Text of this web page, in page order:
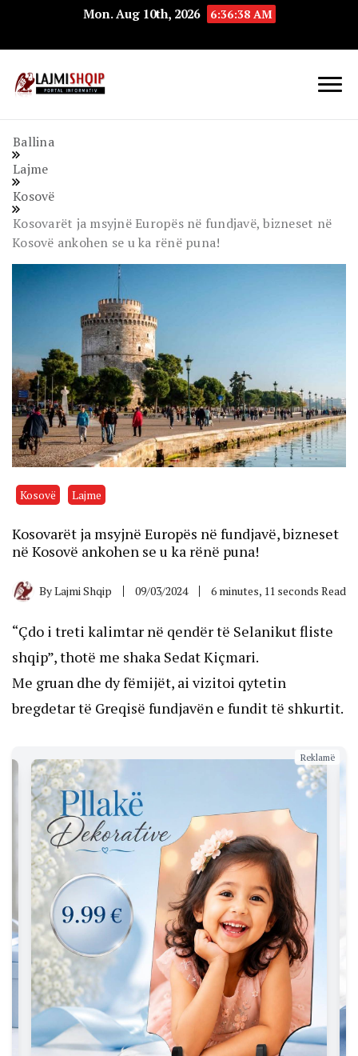
Mon. Aug 10th, 2026 6:36:39 AM
Ballina
Lajme
Kosovë
Kosovarët ja msyjnë Europës në fundjavë, bizneset në
Kosovë ankohen se u ka rënë puna!
Kosovë Lajme
Kosovarët ja msyjnë Europës në fundjavë, bizneset
në Kosovë ankohen se u ka rënë puna!
ByLajmi Shqip 09/03/2024 6 minutes, 11 seconds Read
“Çdo i treti kalimtar në qendër të Selanikut fliste
shqip”, thotë me shaka Sedat Kiçmari.
Me gruan dhe dy fëmijët, ai vizitoi qytetin
bregdetar të Greqisë fundjavën e fundit të shkurtit.
Reklamë